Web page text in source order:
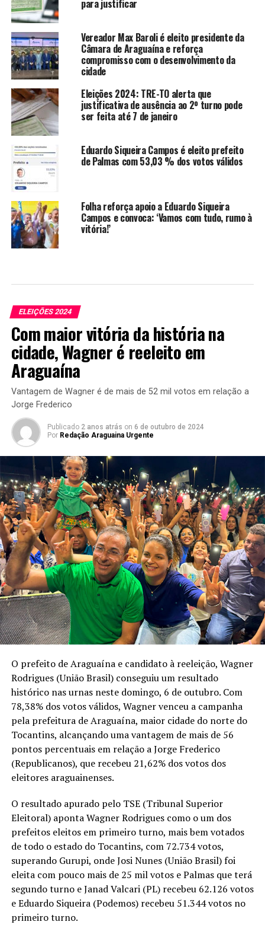
para justificar
Vereador Max Baroli é eleito presidente da
Câmara de Araguaína e reforça
compromisso com o desenvolvimento da
cidade
Eleições 2024: TRE-TO alerta que
justificativa de ausência ao 2º turno pode
ser feita até 7 de janeiro
Eduardo Siqueira Campos é eleito prefeito
de Palmas com 53,03 % dos votos válidos
Folha reforça apoio a Eduardo Siqueira
Campos e convoca: ‘Vamos com tudo, rumo à
vitória!’
ELEIÇÕES 2024
Com maior vitória da história na
cidade, Wagner é reeleito em
Araguaína
Vantagem de Wagner é de mais de 52 mil votos em relação a
Jorge Frederico
Publicado 2 anos atrás on 6 de outubro de 2024
Por Redação Araguaina Urgente
O prefeito de Araguaína e candidato à reeleição, Wagner
Rodrigues (União Brasil) conseguiu um resultado
histórico nas urnas neste domingo, 6 de outubro. Com
78,38% dos votos válidos, Wagner venceu a campanha
pela prefeitura de Araguaína, maior cidade do norte do
Tocantins, alcançando uma vantagem de mais de 56
pontos percentuais em relação a Jorge Frederico
(Republicanos), que recebeu 21,62% dos votos dos
eleitores araguainenses.
O resultado apurado pelo TSE (Tribunal Superior
Eleitoral) aponta Wagner Rodrigues como o um dos
prefeitos eleitos em primeiro turno, mais bem votados
de todo o estado do Tocantins, com 72.734 votos,
superando Gurupi, onde Josi Nunes (União Brasil) foi
eleita com pouco mais de 25 mil votos e Palmas que terá
segundo turno e Janad Valcari (PL) recebeu 62.126 votos
e Eduardo Siqueira (Podemos) recebeu 51.344 votos no
primeiro turno.